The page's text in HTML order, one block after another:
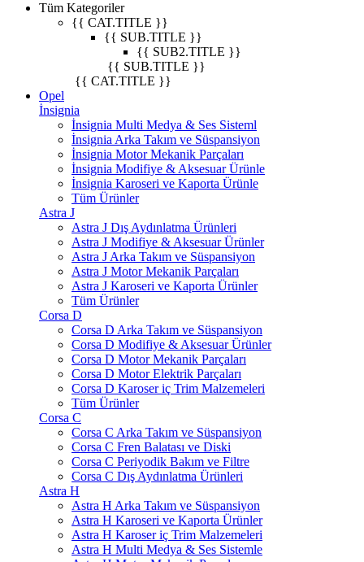
Tüm Kategoriler
{{ CAT.TITLE }}
{{ SUB.TITLE }}
{{ SUB2.TITLE }}
{{ SUB.TITLE }}
{{ CAT.TITLE }}
Opel
İnsignia
İnsignia Multi Medya & Ses Sisteml
İnsignia Arka Takım ve Süspansiyon
İnsignia Motor Mekanik Parçaları
İnsignia Modifiye & Aksesuar Ürünle
İnsignia Karoseri ve Kaporta Ürünle
Tüm Ürünler
Astra J
Astra J Dış Aydınlatma Ürünleri
Astra J Modifiye & Aksesuar Ürünler
Astra J Arka Takım ve Süspansiyon
Astra J Motor Mekanik Parçaları
Astra J Karoseri ve Kaporta Ürünler
Tüm Ürünler
Corsa D
Corsa D Arka Takım ve Süspansiyon
Corsa D Modifiye & Aksesuar Ürünler
Corsa D Motor Mekanik Parçaları
Corsa D Motor Elektrik Parçaları
Corsa D Karoser iç Trim Malzemeleri
Tüm Ürünler
Corsa C
Corsa C Arka Takım ve Süspansiyon
Corsa C Fren Balatası ve Diski
Corsa C Periyodik Bakım ve Filtre
Corsa C Dış Aydınlatma Ürünleri
Astra H
Astra H Arka Takım ve Süspansiyon
Astra H Karoseri ve Kaporta Ürünler
Astra H Karoser iç Trim Malzemeleri
Astra H Multi Medya & Ses Sistemle